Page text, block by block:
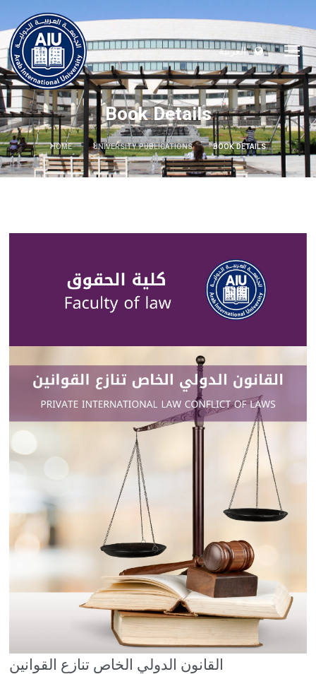
العربية
Book Details
HOME UNIVERSITY PUBLICATIONS BOOK DETAILS
القانون الدولي الخاص تنازع القوانين